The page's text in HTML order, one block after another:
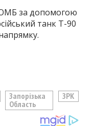
ОМБ за допомогою
танк Т-90
Запорізька
Область
ЗРК